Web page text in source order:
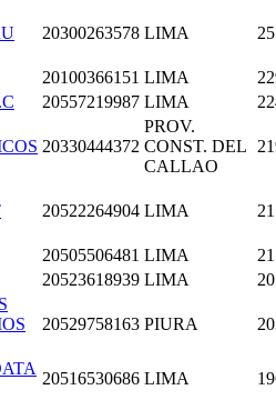
20300263578 LIMA
20100366151 LIMA
20557219987 LIMA
20330444372
PROV.
CONST. DEL
CALLAO
20522264904 LIMA
20505506481 LIMA
20523618939 LIMA
20529758163 PIURA
20516530686 LIMA